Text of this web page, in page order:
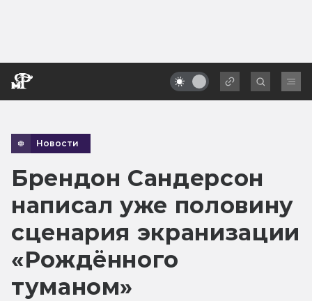
Новости
Брендон Сандерсон
написал уже половину
сценария экранизации
«Рождённого
туманом»